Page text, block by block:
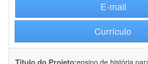
E-mail
Currículo